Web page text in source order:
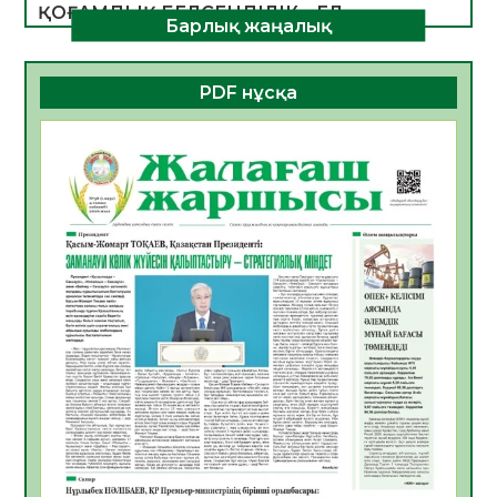
ҚОҒАМДЫҚ БЕЛСЕНДІЛІК – ЕЛ
ДАМУЫНЫҢ НЕГІЗІ
06.08.2026
31 0
ҚҰРЫЛТАЙ САЙЛАУЫ – БОЛАШАҚҚА
06.08.2026
Инфекциялық ауруларға қарсы иммундау
жұмыстарының тиімділігі
06.08.2026
34
Көкжөтел ауруы туралы
06.08.2026
32
АПВ вакцинасы туралы мәлімет
06.08.2026
32
Open Air: Қызылорда облысы полиция
департаменті 20 мыңнан астам
көрерменнің қауіпсіздігін қамтамасыз етті
Барлық жаңалық
PDF нұсқа